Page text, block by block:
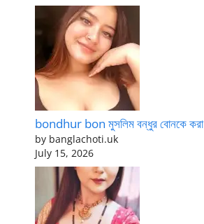
bondhur bon মুসলিম বন্ধুর বোনকে করা
by banglachoti.uk
July 15, 2026